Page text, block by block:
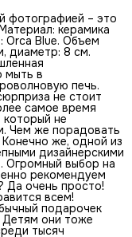
фотографией – это
керамика
Orca Blue. Объем
диаметр: 8 см.
мыть в
печь.
не стоит
самое время
не
Чем же порадовать
Конечно же, одной из
дизайнерскими
Огромный выбор на
рекомендуем
Да очень просто!
всем!
подарочек
Детям они тоже
тысяч